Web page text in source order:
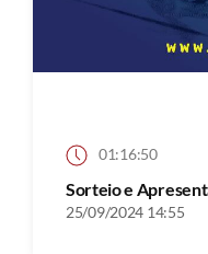
01:16:50
Sorteio e
25/09/2024 14:55